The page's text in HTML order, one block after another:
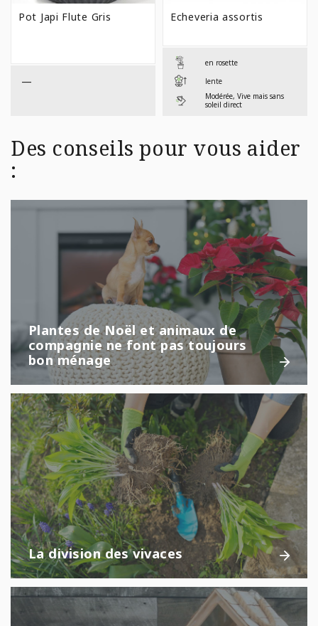
Pot Japi Flute Gris
—
Echeveria assortis
en rosette
lente
Modérée, Vive mais sans
soleil direct
Des conseils pour vous aider
:
Plantes de Noël et animaux de
compagnie ne font pas toujours
bon ménage
La division des vivaces